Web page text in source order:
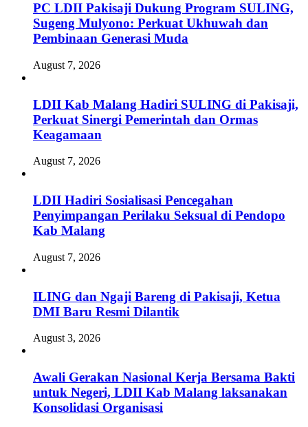
PC LDII Pakisaji Dukung Program SULING,
Sugeng Mulyono: Perkuat Ukhuwah dan
Pembinaan Generasi Muda
August 7, 2026
LDII Kab Malang Hadiri SULING di Pakisaji,
Perkuat Sinergi Pemerintah dan Ormas
Keagamaan
August 7, 2026
LDII Hadiri Sosialisasi Pencegahan
Penyimpangan Perilaku Seksual di Pendopo
Kab Malang
August 7, 2026
ILING dan Ngaji Bareng di Pakisaji, Ketua
DMI Baru Resmi Dilantik
August 3, 2026
Awali Gerakan Nasional Kerja Bersama Bakti
untuk Negeri, LDII Kab Malang laksanakan
Konsolidasi Organisasi